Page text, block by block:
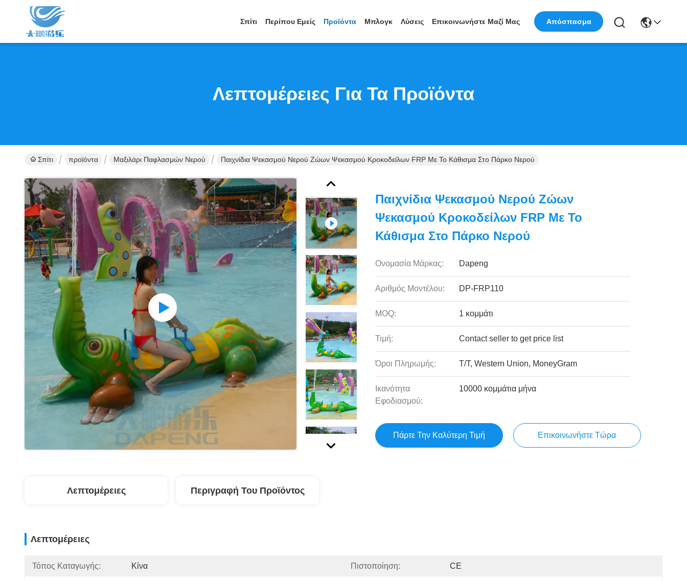
Σπίτι Περίπου Εμείς Προϊόντα Μπλογκ Λύσεις Επικοινωνήστε Μαζί Μας Απόσπασμα
Λεπτομέρειες Για Τα Προϊόντα
Σπίτι προϊόντα Μαξιλάρι Παφλασμών Νερού Παιχνίδια Ψεκασμού Νερού Ζώων Ψεκασμού Κροκοδείλων FRP Με Το Κάθισμα Στο Πάρκο Νερού
Παιχνίδια Ψεκασμού Νερού Ζώων
Ψεκασμού Κροκοδείλων FRP Με Το
Κάθισμα Στο Πάρκο Νερού
Ονομασία Μάρκας: Dapeng
Αριθμός Μοντέλου: DP-FRP110
MOQ: 1 κομμάτι
Τιμή: Contact seller to get price list
Όροι Πληρωμής: T/T, Western Union, MoneyGram
Ικανότητα
Εφοδιασμού:
10000 κομμάτια μήνα
Πάρτε Την Καλύτερη Τιμή Επικοινωνήστε Τώρα
Λεπτομέρειες Περιγραφή Του Προϊόντος
Λεπτομέρειες
Τόπος Καταγωγής: Κίνα Πιστοποίηση: CE